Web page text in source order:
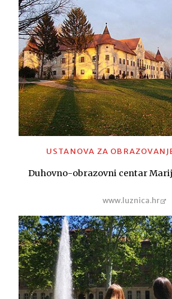
USTANOVA ZA
Duhovno-obrazovni centar
www.luznica.hr